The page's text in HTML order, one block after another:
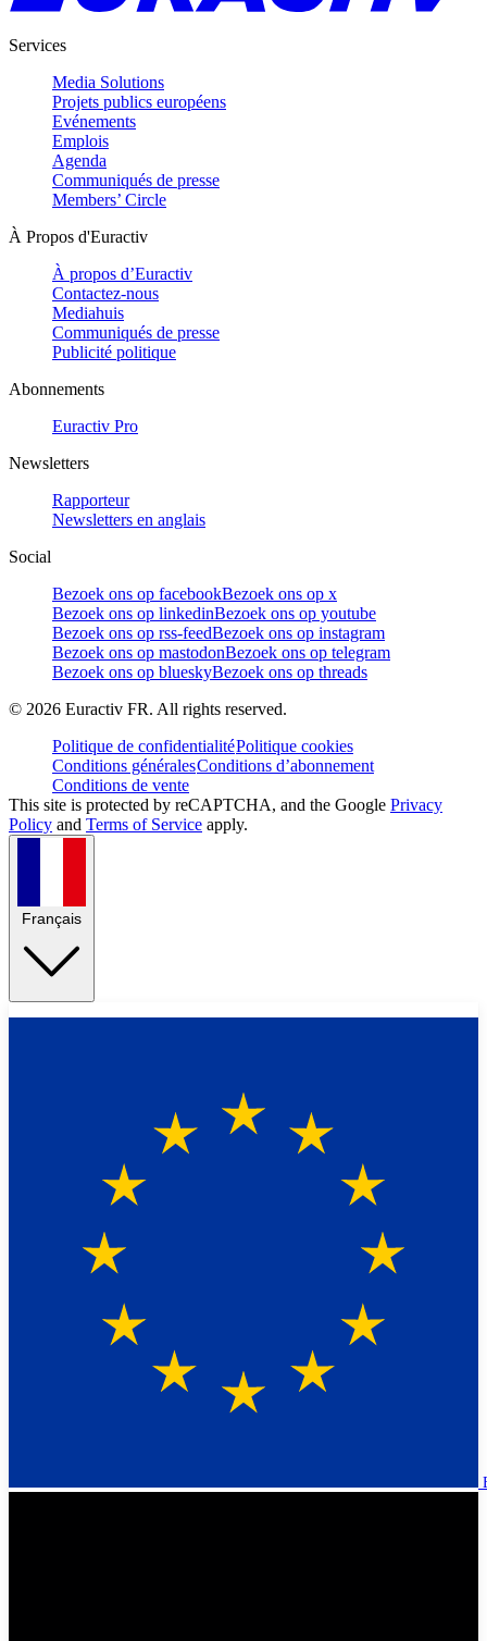
Services
Media Solutions
Projets publics européens
Evénements
Emplois
Agenda
Communiqués de presse
Members’ Circle
À Propos d'Euractiv
À propos d’Euractiv
Contactez-nous
Mediahuis
Communiqués de presse
Publicité politique
Abonnements
Euractiv Pro
Newsletters
Rapporteur
Newsletters en anglais
Social
Bezoek ons op facebookBezoek ons op x
Bezoek ons op linkedinBezoek ons op youtube
Bezoek ons op rss-feedBezoek ons op instagram
Bezoek ons op mastodonBezoek ons op telegram
Bezoek ons op blueskyBezoek ons op threads
© 2026 Euractiv FR. All rights reserved.
Politique de confidentialitéPolitique cookies
Conditions généralesConditions d’abonnement
Conditions de vente
This site is protected by reCAPTCHA, and the Google Privacy
Policy and Terms of Service apply.
Français